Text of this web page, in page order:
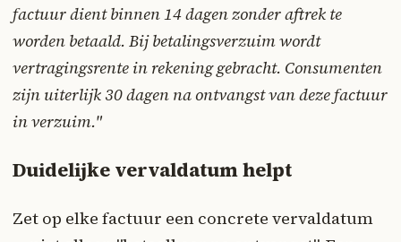
factuur dient binnen 14 dagen zonder aftrek te
worden betaald. Bij betalingsverzuim wordt
vertragingsrente in rekening gebracht. Consumenten
zijn uiterlijk 30 dagen na ontvangst van deze factuur
in verzuim."
Duidelijke vervaldatum helpt
Zet op elke factuur een concrete vervaldatum